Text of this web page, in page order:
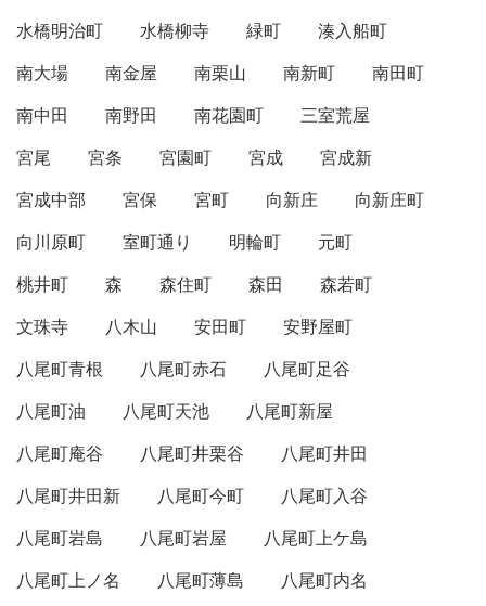
水橋明治町
水橋柳寺 緑町
湊入船町
南大場
南金屋 南栗山 南新町
南田町
南中田
南野田 南花園町
三室荒屋
宮尾
宮条 宮園町 宮成
宮成新
宮成中部
宮保 宮町 向新庄
向新庄町
向川原町
室町通り 明輪町
元町
桃井町
森 森住町 森田
森若町
文珠寺
八木山 安田町
安野屋町
八尾町青根
八尾町赤石
八尾町足谷
八尾町油
八尾町天池
八尾町新屋
八尾町庵谷
八尾町井栗谷
八尾町井田
八尾町井田新
八尾町今町
八尾町入谷
八尾町岩島
八尾町岩屋
八尾町上ケ島
八尾町上ノ名
八尾町薄島
八尾町内名